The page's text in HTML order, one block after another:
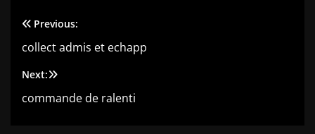
Navigation
de
l’article
Previous:
collect admis et echapp
Next:
commande de ralenti